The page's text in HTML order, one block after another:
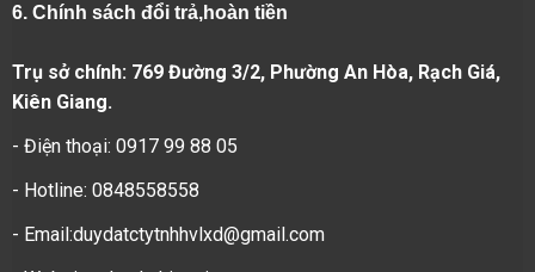
6. Chính sách đổi trả,hoàn tiền
Trụ sở chính: 769 Đường 3/2, Phường An Hòa, Rạch Giá,
Kiên Giang.
- Điện thoại: 0917 99 88 05
- Hotline: 0848558558
- Email:duydatctytnhhvlxd@gmail.com